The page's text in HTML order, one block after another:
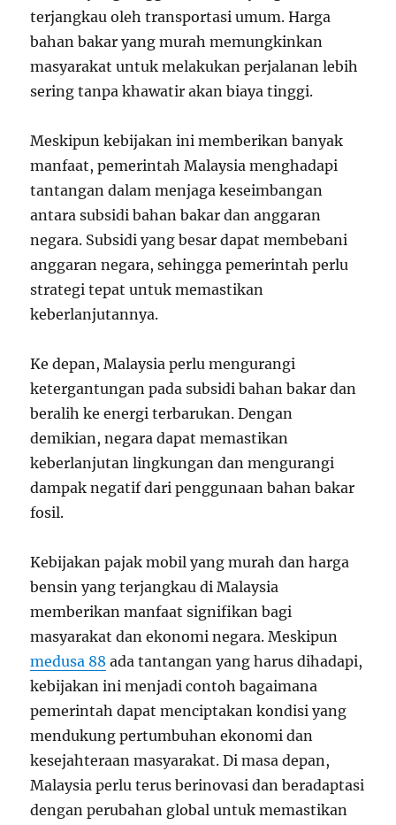
terjangkau oleh transportasi umum. Harga
bahan bakar yang murah memungkinkan
masyarakat untuk melakukan perjalanan lebih
sering tanpa khawatir akan biaya tinggi.
Meskipun kebijakan ini memberikan banyak
manfaat, pemerintah Malaysia menghadapi
tantangan dalam menjaga keseimbangan
antara subsidi bahan bakar dan anggaran
negara. Subsidi yang besar dapat membebani
anggaran negara, sehingga pemerintah perlu
strategi tepat untuk memastikan
keberlanjutannya.
Ke depan, Malaysia perlu mengurangi
ketergantungan pada subsidi bahan bakar dan
beralih ke energi terbarukan. Dengan
demikian, negara dapat memastikan
keberlanjutan lingkungan dan mengurangi
dampak negatif dari penggunaan bahan bakar
fosil.
Kebijakan pajak mobil yang murah dan harga
bensin yang terjangkau di Malaysia
memberikan manfaat signifikan bagi
masyarakat dan ekonomi negara. Meskipun
medusa 88 ada tantangan yang harus dihadapi,
kebijakan ini menjadi contoh bagaimana
pemerintah dapat menciptakan kondisi yang
mendukung pertumbuhan ekonomi dan
kesejahteraan masyarakat. Di masa depan,
Malaysia perlu terus berinovasi dan beradaptasi
dengan perubahan global untuk memastikan